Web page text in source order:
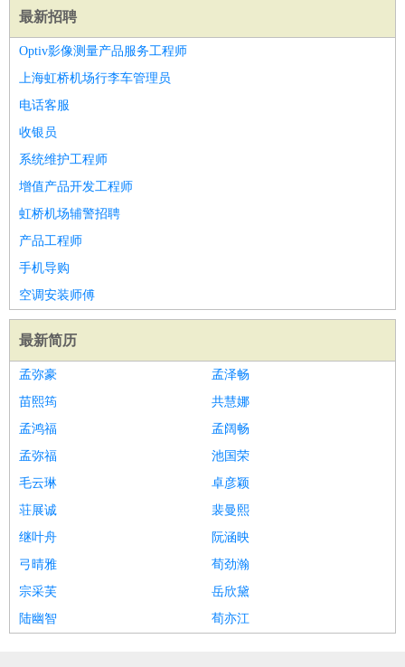
最新招聘
Optiv影像测量产品服务工程师
上海虹桥机场行李车管理员
电话客服
收银员
系统维护工程师
增值产品开发工程师
虹桥机场辅警招聘
产品工程师
手机导购
空调安装师傅
最新简历
孟弥豪
孟泽畅
苗熙筠
共慧娜
孟鸿福
孟阔畅
孟弥福
池国荣
毛云琳
卓彦颖
荘展诚
裴曼熙
继叶舟
阮涵映
弓晴雅
荀劲瀚
宗采芙
岳欣黛
陆幽智
荀亦江